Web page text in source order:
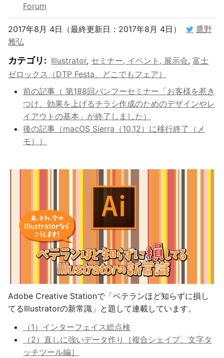
Forum
2017年8月 4日（最終更新日：2017年8月 4日）
鷹野
雅弘
カテゴリ : Illustrator, セミナー, イベント, 展示会, 富士
ゼロックス（DTP Festa、どこでもフェア）
前の記事（ 第188回バンフーセミナー「お客様を惹き
つけ、効果を上げるチラシ作成のためのデザインやレ
イアウトの基本」が終了しました）
後の記事（macOS Sierra（10.12）に移行終了（メ
モ））
Adobe Creative Stationで「ベテランほど知らずに損し
てるIllustratorの新常識」と題して連載しています。
（1）インターフェイス総点検
（2）直しに強いデータ作り［複合シェイプ、文字タ
ッチツール編］